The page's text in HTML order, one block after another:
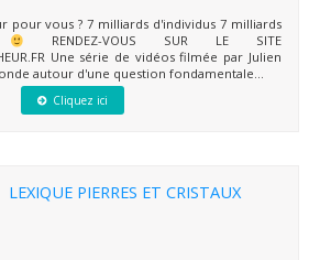
pour vous ? 7 milliards d'individus 7 milliards
RENDEZ-VOUS SUR LE SITE
Une série de vidéos filmée par Julien
autour d'une question fondamentale...
Cliquez ici
LEXIQUE PIERRES ET CRISTAUX